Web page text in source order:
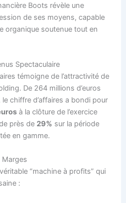
Boots révèle une
de ses moyens, capable
organique soutenue tout en
Spectaculaire
témoigne de l’attractivité de
De 264 millions d’euros
chiffre d’affaires a bondi pour
à la clôture de l’exercice
près de 29% sur la période
en gamme.
Marges
“machine à profits” qui
: